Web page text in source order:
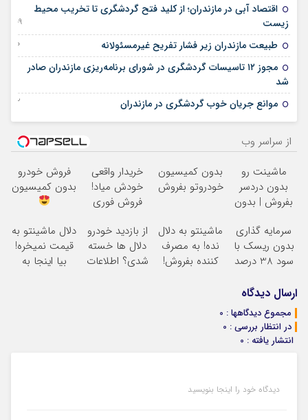
اقتصاد آبی در مازندران؛ از کلید فتح گردشگری تا تخریب محیط
زیست
09 دسامبر 2025
طبیعت مازندران زیر فشار تفریح غیرمسئولانه 30 نوامبر 2025
مجوز ۱۲ تاسیسات گردشگری در شورای برنامه‌ریزی مازندران صادر
شد
موانع جریان خوب گردشگری در مازندران 22 ژانویه 2025
از سراسر وب
ماشینت رو
بدون دردسر
بفروش | بدون
بدون کمیسیون
خودروتو بفروش
خریدار واقعی
خودش میاد!
فروش فوری
مکانیک
فروش خودرو
بدون کمیسیون
سرمایه گذاری
بدون ریسک با
سود 38 درصد
ماشینتو به دلال
نده! به مصرف
کننده بفروش!
از بازدید خودرو
دلال ها خسته
شدی؟ اطلاعات
دلال ماشینتو به
قیمت نمیخره!
بیا اینجا به
ارسال دیدگاه
مجموع دیدگاهها : 0
در انتظار بررسی : 0
انتشار یافته : 0
دیدگاه خود را اینجا بنویسید